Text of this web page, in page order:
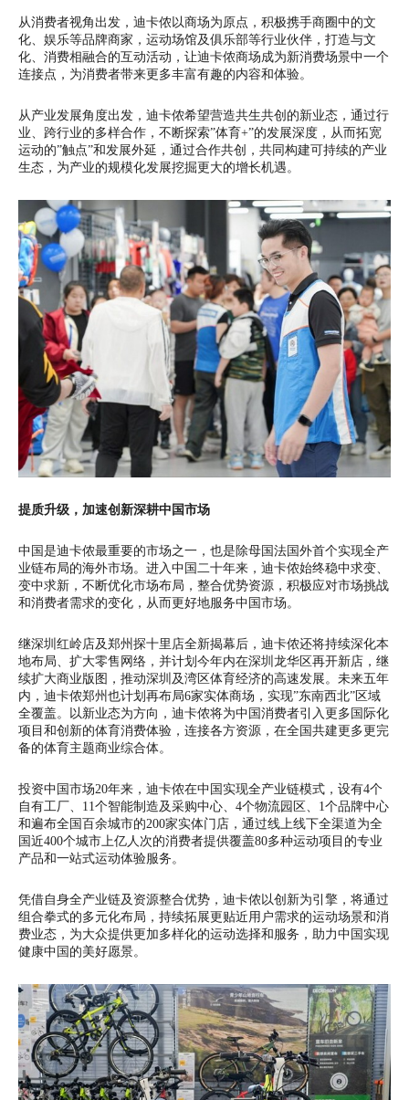
从消费者视角出发，迪卡侬以商场为原点，积极携手商圈中的文
化、娱乐等品牌商家，运动场馆及俱乐部等行业伙伴，打造与文
化、消费相融合的互动活动，让迪卡侬商场成为新消费场景中一个
连接点，为消费者带来更多丰富有趣的内容和体验。
从产业发展角度出发，迪卡侬希望营造共生共创的新业态，通过行
业、跨行业的多样合作，不断探索”体育+”的发展深度，从而拓宽
运动的”触点”和发展外延，通过合作共创，共同构建可持续的产业
生态，为产业的规模化发展挖掘更大的增长机遇。
提质升级，加速创新深耕中国市场
中国是迪卡侬最重要的市场之一，也是除母国法国外首个实现全产
业链布局的海外市场。进入中国二十年来，迪卡侬始终稳中求变、
变中求新，不断优化市场布局，整合优势资源，积极应对市场挑战
和消费者需求的变化，从而更好地服务中国市场。
继深圳红岭店及郑州探十里店全新揭幕后，迪卡侬还将持续深化本
地布局、扩大零售网络，并计划今年内在深圳龙华区再开新店，继
续扩大商业版图，推动深圳及湾区体育经济的高速发展。未来五年
内，迪卡侬郑州也计划再布局6家实体商场，实现”东南西北”区域
全覆盖。以新业态为方向，迪卡侬将为中国消费者引入更多国际化
项目和创新的体育消费体验，连接各方资源，在全国共建更多更完
备的体育主题商业综合体。
投资中国市场20年来，迪卡侬在中国实现全产业链模式，设有4个
自有工厂、11个智能制造及采购中心、4个物流园区、1个品牌中心
和遍布全国百余城市的200家实体门店，通过线上线下全渠道为全
国近400个城市上亿人次的消费者提供覆盖80多种运动项目的专业
产品和一站式运动体验服务。
凭借自身全产业链及资源整合优势，迪卡侬以创新为引擎，将通过
组合拳式的多元化布局，持续拓展更贴近用户需求的运动场景和消
费业态，为大众提供更加多样化的运动选择和服务，助力中国实现
健康中国的美好愿景。